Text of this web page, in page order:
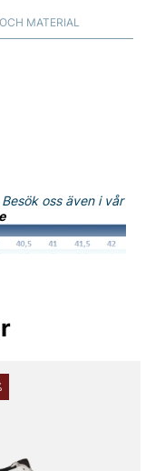
oss även i vår
MATERIAL